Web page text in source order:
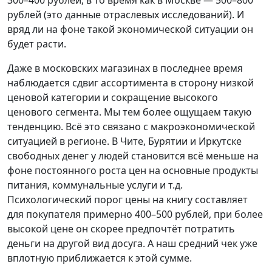
рублей (это данные отраслевых исследований). И
вряд ли на фоне такой экономической ситуации он
будет расти.
Даже в московских магазинах в последнее время
наблюдается сдвиг ассортимента в сторону низкой
ценовой категории и сокращение высокого
ценового сегмента. Мы тем более ощущаем такую
тенденцию. Всё это связано с макроэкономической
ситуацией в регионе. В Чите, Бурятии и Иркутске
свободных денег у людей становится всё меньше на
фоне постоянного роста цен на основные продукты
питания, коммунальные услуги и т.д.
Психологический порог цены на книгу составляет
для покупателя примерно 400–500 рублей, при более
высокой цене он скорее предпочтёт потратить
деньги на другой вид досуга. А наш средний чек уже
вплотную приближается к этой сумме.